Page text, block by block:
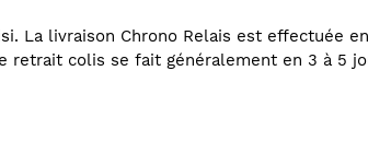
La livraison Chrono Relais est effectuée
retrait colis se fait généralement en 3 à 5